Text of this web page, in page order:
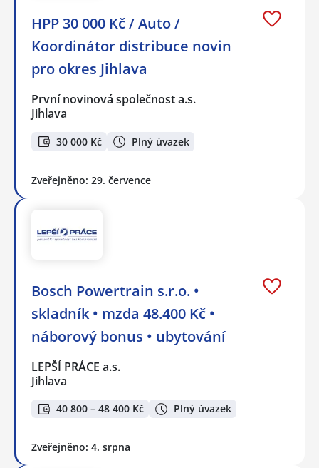
HPP 30 000 Kč / Auto /
Koordinátor distribuce novin
pro okres Jihlava
První novinová společnost a.s.
Jihlava
30 000 Kč Plný úvazek
Zveřejněno: 29. července
Bosch Powertrain s.r.o. •
skladník • mzda 48.400 Kč •
náborový bonus • ubytování
LEPŠÍ PRÁCE a.s.
Jihlava
40 800 – 48 400 Kč Plný úvazek
Zveřejněno: 4. srpna